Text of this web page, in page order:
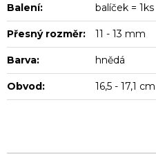
Balení: balíček = 1ks
Přesný rozměr: 11 - 13 mm
Barva: hnědá
Obvod: 16,5 - 17,1 cm